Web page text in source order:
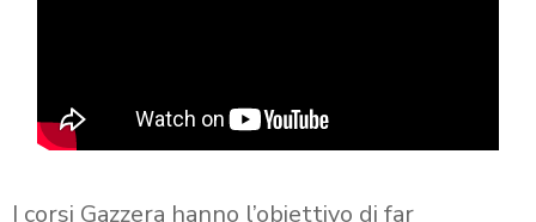
I corsi Gazzera hanno l’obiettivo di far